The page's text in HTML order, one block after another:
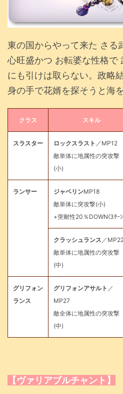
東の国からやって来た さる
心旺盛かつ お転婆な性格で
にも引けは取らない。政略
身の手で花婿を探そうと海
クラス スキル
スラスター ロックスラスト ／MP12
敵単体に地属性の突攻撃
(小)
ランサー ジャベリンMP18
敵単体に突攻撃(小)
+突耐性20％DOWN(3ﾀｰ
クラッシュランス ／
敵単体に地属性の突攻撃
(中)
グリフォン
ランス
グリフォンアサルト ／
MP27
敵全体に地属性の突攻撃
(中)
【ヴァリアブルチャント】